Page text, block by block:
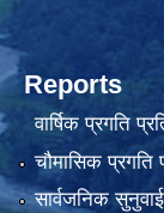
Reports
वार्षिक प्रगति
चौमासिक प्रगति
सार्वजनिक सुनुवाई